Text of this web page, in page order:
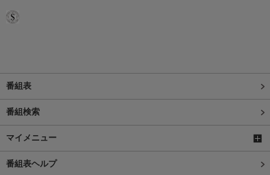
番組表
番組検索
マイメニュー
番組表ヘルプ